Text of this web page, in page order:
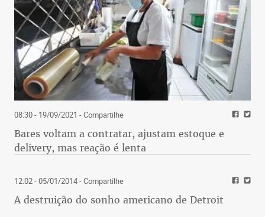
08:30 - 19/09/2021 - Compartilhe
Bares voltam a contratar, ajustam estoque e
delivery, mas reação é lenta
12:02 - 05/01/2014- Compartilhe
A destruição do sonho americano de Detroit